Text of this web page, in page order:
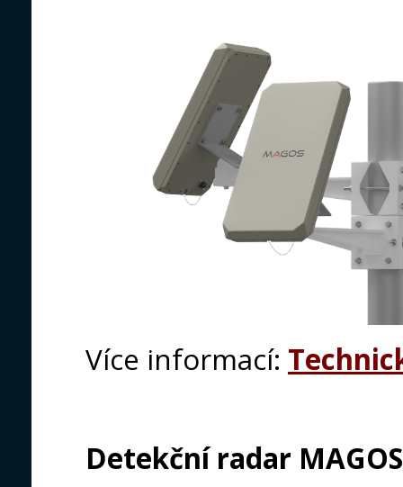
Více informací:
Detekční radar